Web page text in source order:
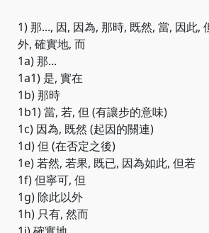
1) 那..., 因, 因為, 那時, 既然, 當, 因此,
外, 確實地, 而
1a) 那...
1a1) 是, 實在
1b) 那時
1b1) 當, 若, 但 (有讓步的意味)
1c) 因為, 既然 (起因的關連)
1d) 但 (在否定之後)
1e) 若然, 若果, 既已, 因為如此, 但若
1f) 但寧可, 但
1g) 除此以外
1h) 只有, 然而